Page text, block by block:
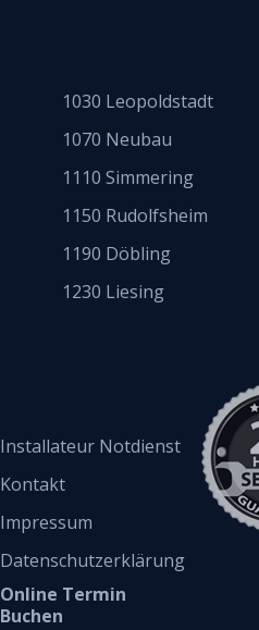
1030 Leopoldstadt
1070 Neubau
1110 Simmering
1150 Rudolfsheim
1190 Döbling
1230 Liesing
Installateur Notdienst
Kontakt
Impressum
Datenschutzerklärung
Online Termin
Buchen